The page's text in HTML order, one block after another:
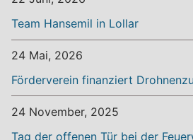
Team Hansemil in Lollar
24 Mai, 2026
Förderverein finanziert
24 November, 2025
Tag der offenen Tür bei der